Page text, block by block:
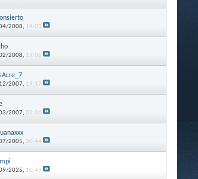
2008, 14:01
2008, 19:06
2007, 19:17
2007, 02:06
2005, 00:44
2025, 10:49